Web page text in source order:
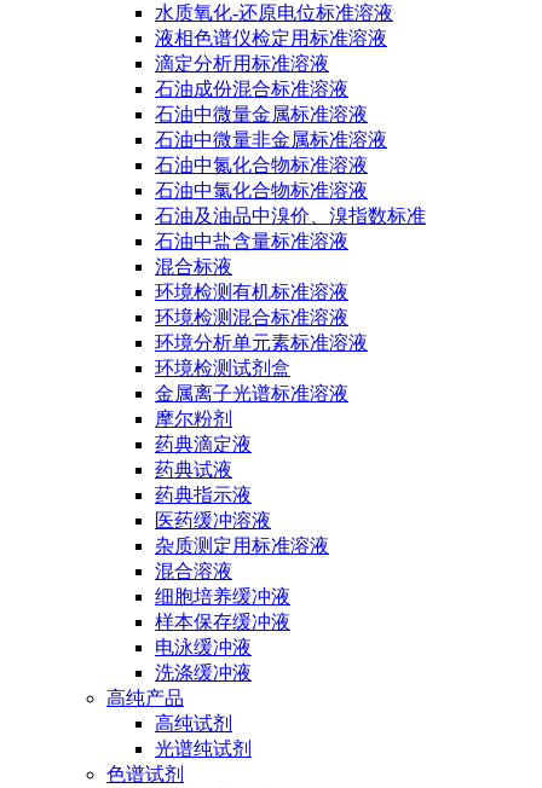
水质氧化-还原电位标准溶液
液相色谱仪检定用标准溶液
滴定分析用标准溶液
石油成份混合标准溶液
石油中微量金属标准溶液
石油中微量非金属标准溶液
石油中氮化合物标准溶液
石油中氯化合物标准溶液
石油及油品中溴价、溴指数标准
石油中盐含量标准溶液
混合标液
环境检测有机标准溶液
环境检测混合标准溶液
环境分析单元素标准溶液
环境检测试剂盒
金属离子光谱标准溶液
摩尔粉剂
药典滴定液
药典试液
药典指示液
医药缓冲溶液
杂质测定用标准溶液
混合溶液
细胞培养缓冲液
样本保存缓冲液
电泳缓冲液
洗涤缓冲液
高纯产品
高纯试剂
光谱纯试剂
色谱试剂